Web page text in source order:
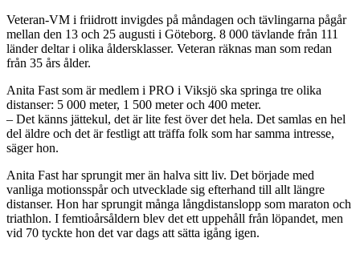
Veteran-VM i friidrott invigdes på måndagen och tävlingarna pågår
mellan den 13 och 25 augusti i Göteborg. 8 000 tävlande från 111
länder deltar i olika åldersklasser. Veteran räknas man som redan
från 35 års ålder.
Anita Fast som är medlem i PRO i Viksjö ska springa tre olika
distanser: 5 000 meter, 1 500 meter och 400 meter.
– Det känns jättekul, det är lite fest över det hela. Det samlas en hel
del äldre och det är festligt att träffa folk som har samma intresse,
säger hon.
Anita Fast har sprungit mer än halva sitt liv. Det började med
vanliga motionsspår och utvecklade sig efterhand till allt längre
distanser. Hon har sprungit många långdistanslopp som maraton och
triathlon. I femtioårsåldern blev det ett uppehåll från löpandet, men
vid 70 tyckte hon det var dags att sätta igång igen.